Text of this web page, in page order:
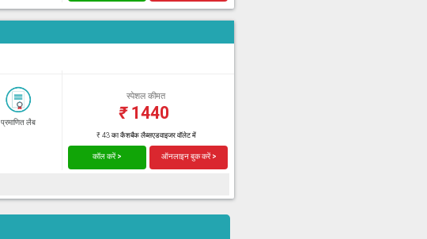
प्रमाणित लैब
स्पेशल कीमत
₹1440
₹ 43 का कैशबैक लैब्सएडवाइजर वॉलेट में
कॉल करें > ऑनलाइन बुक करें >